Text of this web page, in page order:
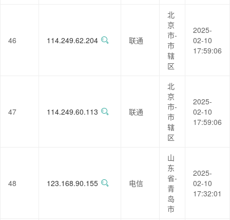
46 114.249.62.204 联通
北
京
市-
市
辖
区
2025-
02-10
17:59:06
47 114.249.60.113 联通
北
京
市-
市
辖
区
2025-
02-10
17:59:06
48 123.168.90.155 电信
山
东
省-
青
岛
市
2025-
02-10
17:32:01